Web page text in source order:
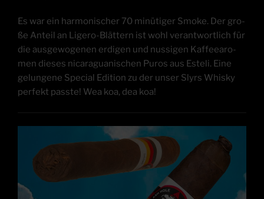
Es war ein har­mo­ni­scher 70 minü­ti­ger Smo­ke. Der gro­
ße Anteil an Lige­ro-Blät­tern ist wohl ver­ant­wort­lich für
die aus­ge­wo­ge­nen erdi­gen und nussi­gen Kaf­fee­aro­
men die­ses nica­ra­gua­ni­schen Pur­os aus Este­li. Eine
gelun­ge­ne Spe­cial Edi­ti­on zu der unser Slyrs Whis­ky
per­fekt pass­te! Wea koa, dea koa!